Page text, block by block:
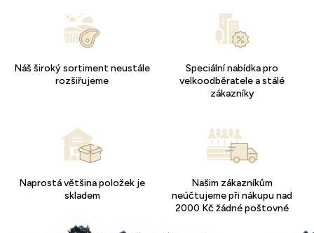
Náš široký sortiment neustále
rozšiřujeme
Speciální nabídka pro
velkoodběratele a stálé
zákazníky
Naprostá většina položek je
skladem
Našim zákazníkům
neúčtujeme při nákupu nad
2000 Kč žádné poštovné